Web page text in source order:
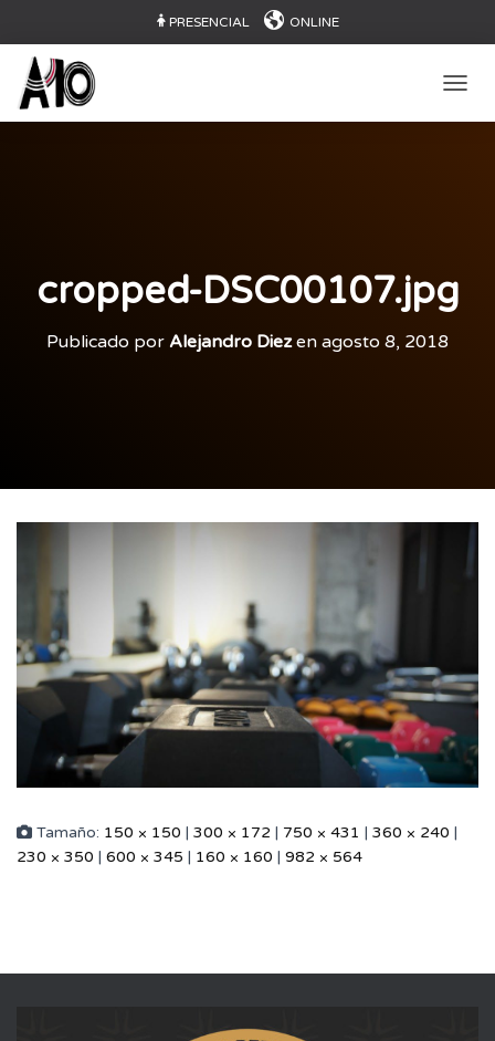
PRESENCIAL ONLINE
cropped-DSC00107.jpg
Publicado por Alejandro Diezen agosto 8, 2018
Tamaño: 150 × 150 | 300 × 172 | 750 × 431 | 360 × 240 |
230 × 350 | 600 × 345 | 160 × 160 | 982 × 564